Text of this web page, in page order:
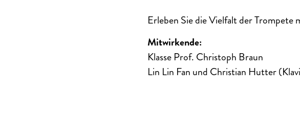
Erleben Sie die Vielfalt der
Mitwirkende:
Klasse Prof. Christoph Braun
Lin Lin Fan und Christian Hutter